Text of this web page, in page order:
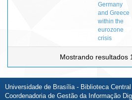
Germany
and Greece
within the
eurozone
crisis
Mostrando resultados
Universidade de Brasília - Biblioteca Central
Coordenadoria de Gestão da Informação